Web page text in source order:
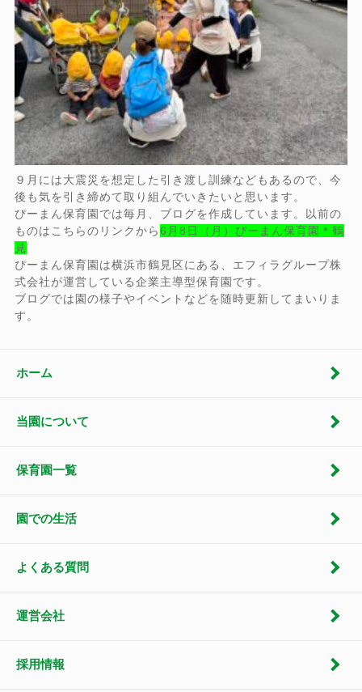
９月には大震災を想定した引き渡し訓練などもあるので、今
後も気を引き締めて取り組んでいきたいと思います。
ぴーまん保育園では毎月、ブログを作成しています。以前の
ものはこちらのリンクから6月8日（月）ぴーまん保育園＊鶴
見
ぴーまん保育園は横浜市鶴見区にある、エフィラグループ株
式会社が運営している企業主導型保育園です。
ブログでは園の様子やイベントなどを随時更新してまいりま
す。
ホーム
当園について
保育園一覧
園での生活
よくある質問
運営会社
採用情報